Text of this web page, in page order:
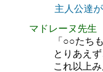
主人公達
マドレーヌ先生
「○○たち
とりあえ
これ以上